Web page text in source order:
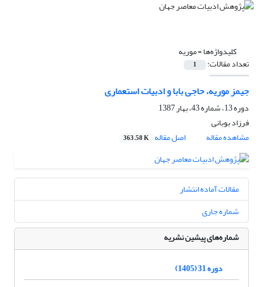
کلیدواژه‌ها =موریه
تعداد مقالات: 1
جیمز موریه، حاجی بابا و ادبیات استعماری
دوره 13، شماره 43، بهار 1387
فرزاد بوبانی
مشاهده مقاله
اصل مقاله 363.58 K
مقالات آماده انتشار
شماره جاری
شماره‌های پیشین نشریه
دوره 31 (1405)